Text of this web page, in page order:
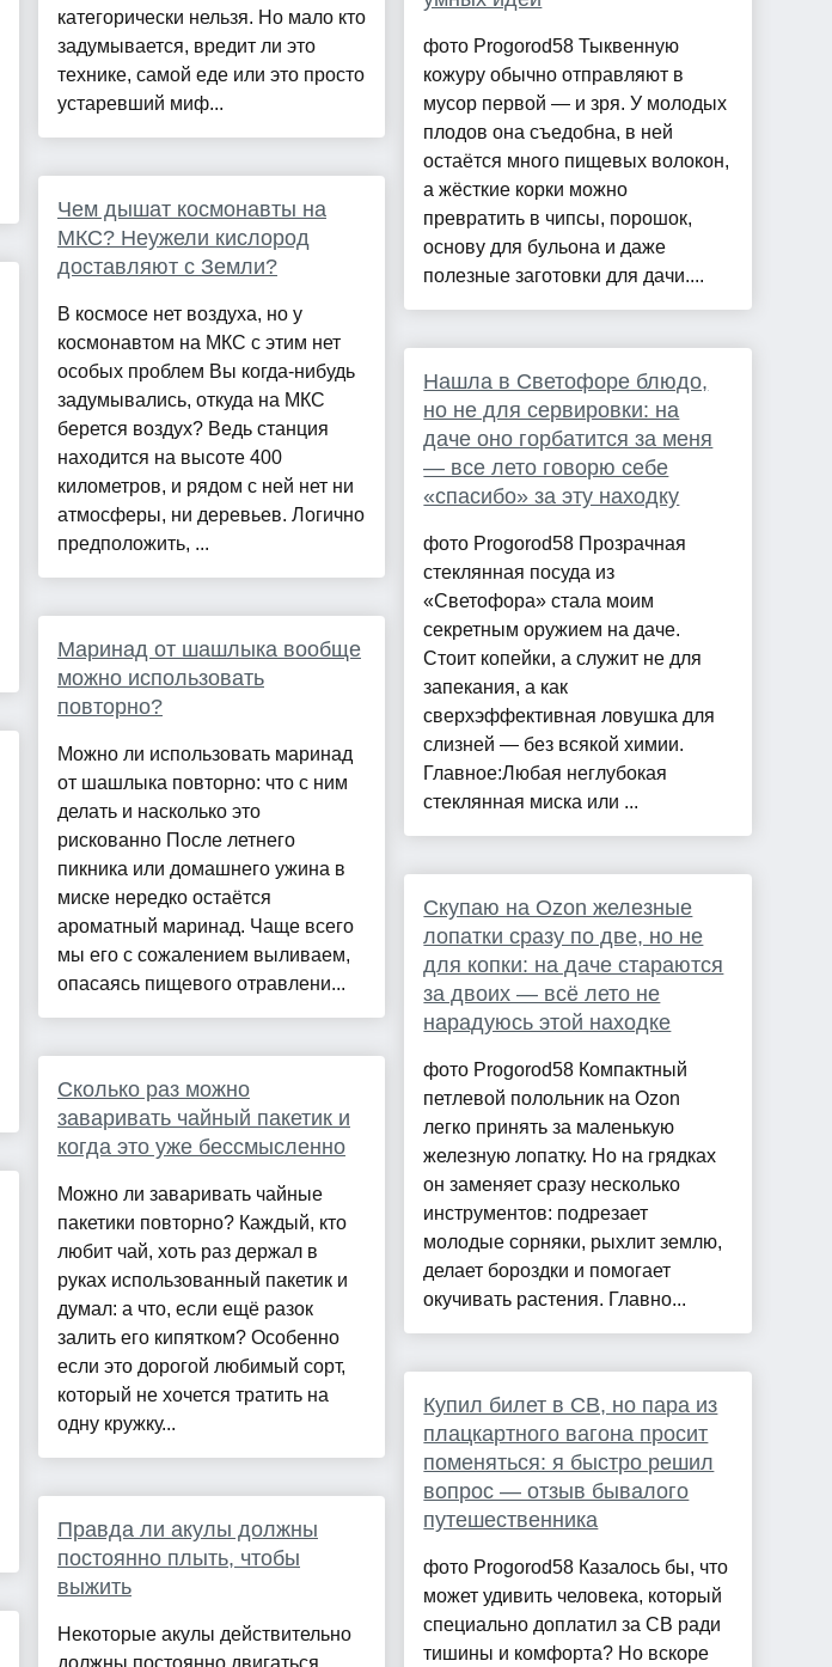
категорически нельзя. Но мало кто
задумывается, вредит ли это
технике, самой еде или это просто
устаревший миф...
Чем дышат космонавты на
МКС? Неужели кислород
доставляют с Земли?
В космосе нет воздуха, но у
космонавтом на МКС с этим нет
особых проблем Вы когда-нибудь
задумывались, откуда на МКС
берется воздух? Ведь станция
находится на высоте 400
километров, и рядом с ней нет ни
атмосферы, ни деревьев. Логично
предположить, ...
Маринад от шашлыка вообще
можно использовать
повторно?
Можно ли использовать маринад
от шашлыка повторно: что с ним
делать и насколько это
рискованно После летнего
пикника или домашнего ужина в
миске нередко остаётся
ароматный маринад. Чаще всего
мы его с сожалением выливаем,
опасаясь пищевого отравлени...
Сколько раз можно
заваривать чайный пакетик и
когда это уже бессмысленно
Можно ли заваривать чайные
пакетики повторно? Каждый, кто
любит чай, хоть раз держал в
руках использованный пакетик и
думал: а что, если ещё разок
залить его кипятком? Особенно
если это дорогой любимый сорт,
который не хочется тратить на
одну кружку...
Правда ли акулы должны
постоянно плыть, чтобы
выжить
Некоторые акулы действительно
фото Progorod58 Тыквенную
кожуру обычно отправляют в
мусор первой — и зря. У молодых
плодов она съедобна, в ней
остаётся много пищевых волокон,
а жёсткие корки можно
превратить в чипсы, порошок,
основу для бульона и даже
полезные заготовки для дачи....
Нашла в Светофоре блюдо,
но не для сервировки: на
даче оно горбатится за меня
— все лето говорю себе
«спасибо» за эту находку
фото Progorod58 Прозрачная
стеклянная посуда из
«Светофора» стала моим
секретным оружием на даче.
Стоит копейки, а служит не для
запекания, а как
сверхэффективная ловушка для
слизней — без всякой химии.
Главное:Любая неглубокая
стеклянная миска или ...
Скупаю на Ozon железные
лопатки сразу по две, но не
для копки: на даче стараются
за двоих — всё лето не
нарадуюсь этой находке
фото Progorod58 Компактный
петлевой полольник на Ozon
легко принять за маленькую
железную лопатку. Но на грядках
он заменяет сразу несколько
инструментов: подрезает
молодые сорняки, рыхлит землю,
делает бороздки и помогает
окучивать растения. Главно...
Купил билет в СВ, но пара из
плацкартного вагона просит
поменяться: я быстро решил
вопрос — отзыв бывалого
путешественника
фото Progorod58 Казалось бы, что
может удивить человека, который
специально доплатил за СВ ради
тишины и комфорта? Но вскоре